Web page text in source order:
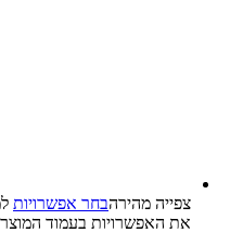
צפייה‬ ‫מהירה‬בחר אפשרויות
את האפשרויות בעמוד המוצר